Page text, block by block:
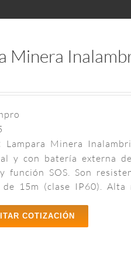
Minera
Lampara Minera
y con batería externa
función SOS. Son
15m (clase IP60). Alta
COTIZACIÓN